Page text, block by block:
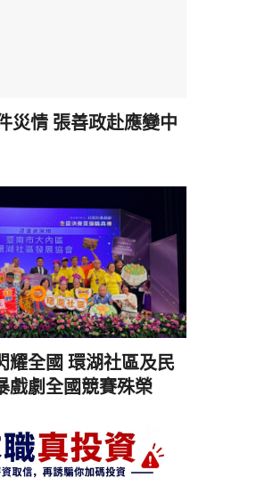
災情 張善政赴應變中
耀全國 環湖社區及民
戲劇全國競賽殊榮